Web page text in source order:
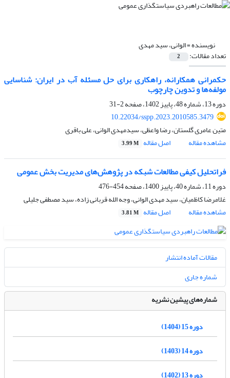
نویسنده =الوانی، سید مهدی
تعداد مقالات: 2
حکمرانی همکارانه، راهکاری برای حل مسئله آب در ایران: شناسایی
مولفه‌ها و تدوین چارچوب
دوره 13، شماره 48، پاییز 1402، صفحه
2-31
10.22034/sspp.2023.2010585.3479
متین عامری گلستان، رضا واعظی، سیدمهدی الوانی، علی باقری
مشاهده مقاله
اصل مقاله 3.99 M
فراتحلیل کیفی مطالعات شبکه در پژوهش‌های مدیریت بخش عمومی
دوره 11، شماره 40، پاییز 1400، صفحه
454-476
غلامرضا کاظمیان، سید مهدی الوانی، وجه الله قربانی زاده، سید مصطفی جلیلی
مشاهده مقاله
اصل مقاله 3.81 M
مقالات آماده انتشار
شماره جاری
شماره‌های پیشین نشریه
دوره 15 (1404)
دوره 14 (1403)
دوره 13 (1402)